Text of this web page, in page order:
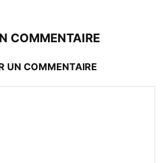
COMMENTAIRE
UN COMMENTAIRE